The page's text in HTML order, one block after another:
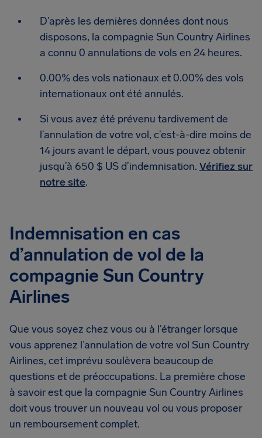
D’après les dernières données dont nous
disposons, la compagnie Sun Country Airlines
a connu 0 annulations de vols en 24 heures.
0.00% des vols nationaux et 0.00% des vols
internationaux ont été annulés.
Si vous avez été prévenu tardivement de
l’annulation de votre vol, c’est-à-dire moins de
14 jours avant le départ, vous pouvez obtenir
jusqu’à 650 $ US d’indemnisation. Vérifiez sur
notre site.
Indemnisation en cas
d’annulation de vol de la
compagnie Sun Country
Airlines
Que vous soyez chez vous ou à l’étranger lorsque
vous apprenez l’annulation de votre vol Sun Country
Airlines, cet imprévu soulèvera beaucoup de
questions et de préoccupations. La première chose
à savoir est que la compagnie Sun Country Airlines
doit vous trouver un nouveau vol ou vous proposer
un remboursement complet.